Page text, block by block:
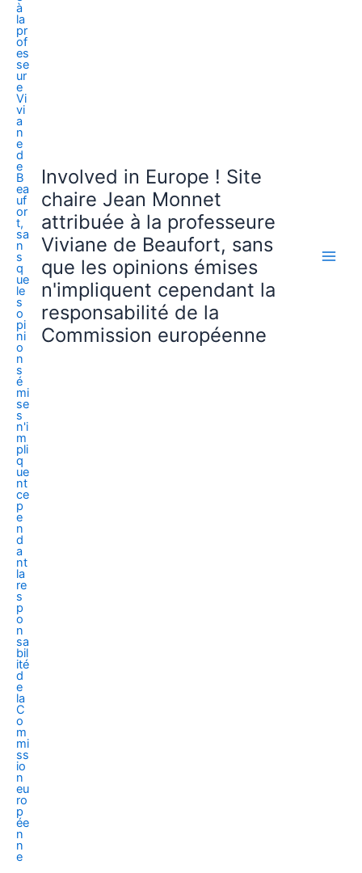
Involved in Europe ! Site
chaire Jean Monnet
attribuée à la professeure
Viviane de Beaufort, sans
que les opinions émises
n'impliquent cependant la
responsabilité de la
Commission européenne